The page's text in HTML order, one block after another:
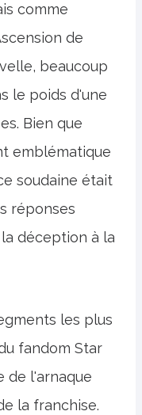
comme
de
beaucoup
le poids d'une
Bien que
emblématique
soudaine était
réponses
déception à la
les plus
fandom Star
de l'arnaque
la franchise.